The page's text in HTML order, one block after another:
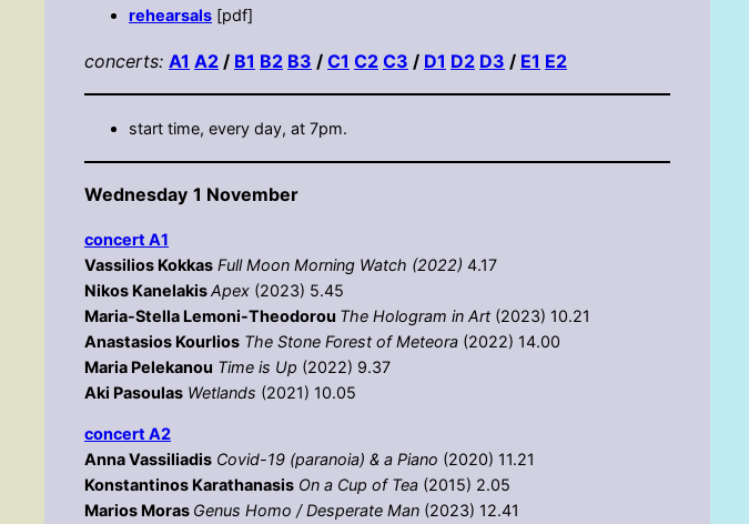
rehearsals [pdf]
concerts: A1 A2 / B1 B2 B3 / C1 C2 C3 / D1 D2 D3 / E1 E2
start time, every day, at 7pm.
Wednesday 1 November
concert Α1
Vassilios Kokkas Full Moon Morning Watch (2022) 4.17
Nikos KanelakisApex (2023) 5.45
Maria-Stella Lemoni-Theodorou Τhe Hologram in Art (2023) 10.21
Anastasios Kourlios The Stone Forest of Meteora (2022) 14.00
Maria Pelekanou Time is Up (2022) 9.37
Aki Pasoulas Wetlands (2021) 10.05
concert Α2
Anna Vassiliadis Covid-19 (paranoia) & a Piano (2020) 11.21
Konstantinos Karathanasis On a Cup of Tea (2015) 2.05
Marios Moras Genus Homo / Desperate Man (2023) 12.41